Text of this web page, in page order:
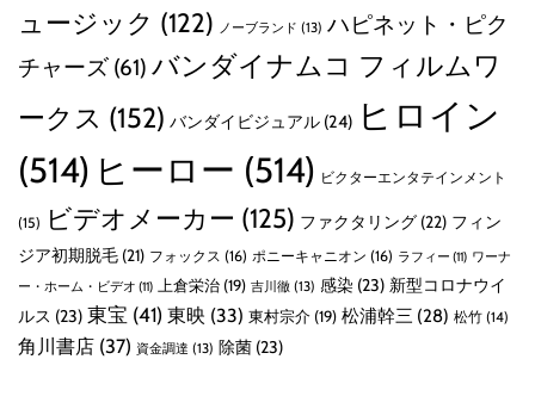
ュージック (122) ノーブランド (13) ハピネット・ピク
チャーズ (61) バンダイナムコ フィルムワ
ークス (152) バンダイビジュアル (24) ヒロイン
(514) ヒーロー (514) ビクターエンタテインメント
(15) ビデオメーカー (125) ファクタリング (22) フィン
ジア初期脱毛 (21) フォックス (16) ポニーキャニオン (16) ラフィー (11) ワーナ
ー・ホーム・ビデオ (11) 上倉栄治 (19) 吉川徹 (13) 感染 (23) 新型コロナウイ
ルス (23) 東宝 (41) 東映 (33) 東村宗介 (19) 松浦幹三 (28) 松竹 (14)
角川書店 (37) 資金調達 (13) 除菌 (23)